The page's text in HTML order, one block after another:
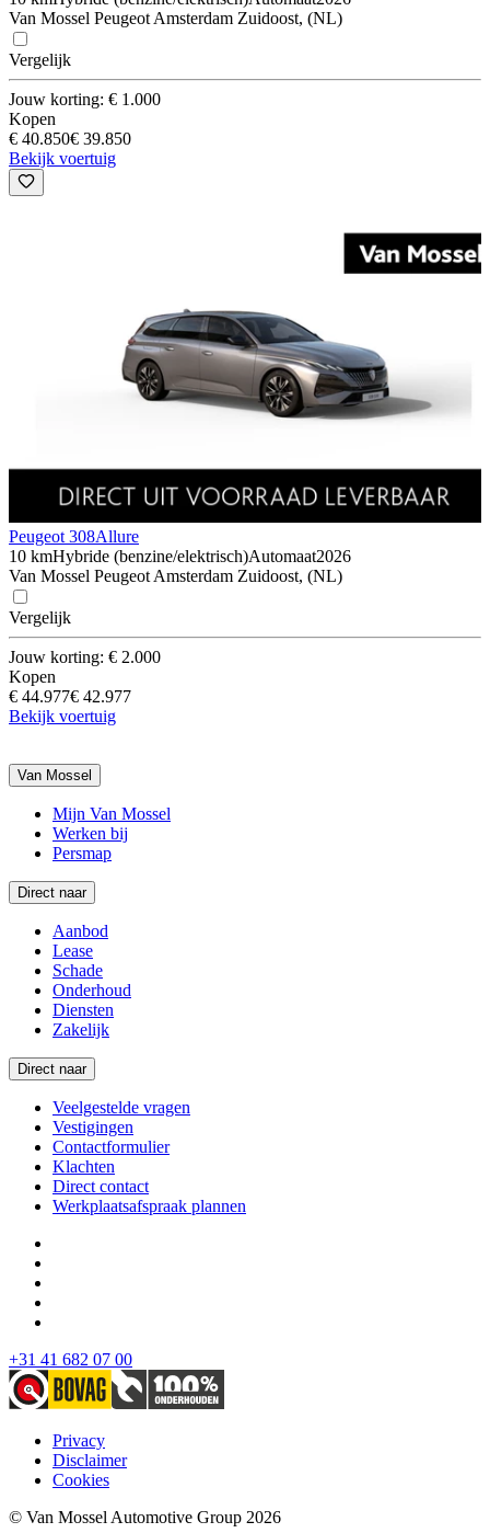
Van Mossel Peugeot Amsterdam Zuidoost, (NL)
Vergelijk
Jouw korting: € 1.000
Kopen
€ 40.850€ 39.850
Bekijk voertuig
Peugeot 308Allure
10 kmHybride (benzine/elektrisch)Automaat2026
Van Mossel Peugeot Amsterdam Zuidoost, (NL)
Vergelijk
Jouw korting: € 2.000
Kopen
€ 44.977€ 42.977
Bekijk voertuig
Van Mossel
Mijn Van Mossel
Werken bij
Persmap
Direct naar
Aanbod
Lease
Schade
Onderhoud
Diensten
Zakelijk
Direct naar
Veelgestelde vragen
Vestigingen
Contactformulier
Klachten
Direct contact
Werkplaatsafspraak plannen
+31 41 682 07 00
Privacy
Disclaimer
Cookies
© Van Mossel Automotive Group 2026